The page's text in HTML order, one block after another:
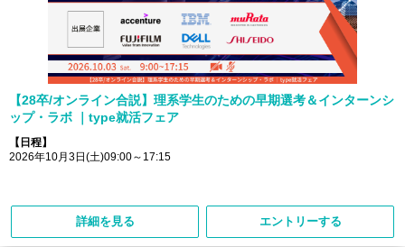
【28卒/オンライン合説】理系学生のための早期選考＆インターンシ
ップ・ラボ ｜type就活フェア
【日程】
2026年10月3日(土)09:00～17:15
詳細を見る エントリーする